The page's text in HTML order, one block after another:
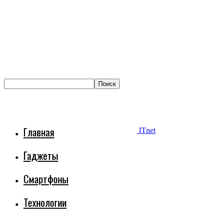
ITnet
Главная
Гаджеты
Смартфоны
Технологии